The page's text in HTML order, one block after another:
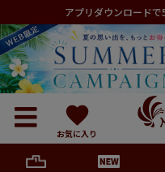
アプリダウンロード
お気に入り